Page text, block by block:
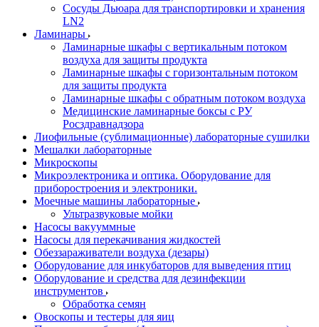
Сосуды Дьюара для транспортировки и хранения
LN2
Ламинары
Ламинарные шкафы с вертикальным потоком
воздуха для защиты продукта
Ламинарные шкафы с горизонтальным потоком
для защиты продукта
Ламинарные шкафы с обратным потоком воздуха
Медицинские ламинарные боксы с РУ
Росздравнадзора
Лиофильные (сублимационные) лабораторные сушилки
Мешалки лабораторные
Микроскопы
Микроэлектроника и оптика. Оборудование для
приборостроения и электроники.
Моечные машины лабораторные
Ультразвуковые мойки
Насосы вакууммные
Насосы для перекачивания жидкостей
Обеззараживатели воздуха (дезары)
Оборудование для инкубаторов для выведения птиц
Оборудование и средства для дезинфекции
инструментов
Обработка семян
Овоскопы и тестеры для яиц